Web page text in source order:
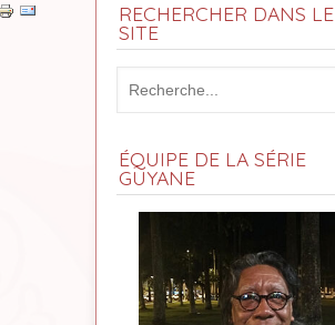
RECHERCHER DANS LE
SITE
ÉQUIPE DE LA SÉRIE
GUYANE